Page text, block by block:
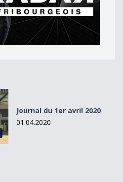
Journal du 1er avril 2020
01.04.2020